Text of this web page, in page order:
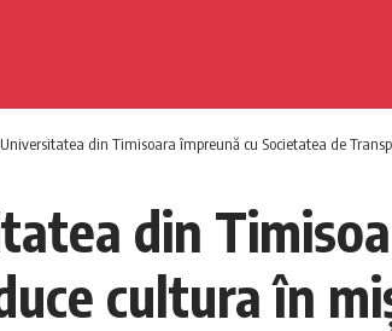
Universitatea din Timisoara împreună cu Societatea de
din
cultura în